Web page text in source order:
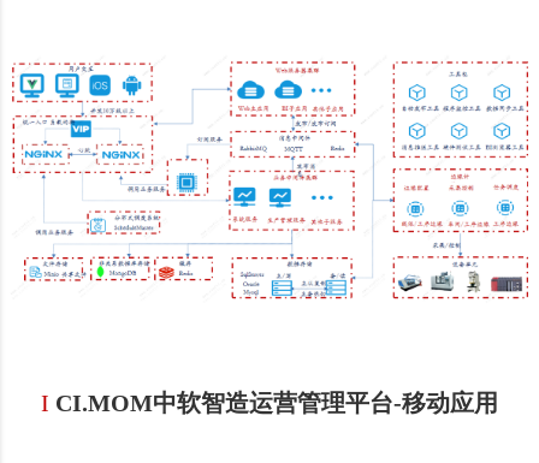
I CI.MOM中软智造运营管理平台-移动应用